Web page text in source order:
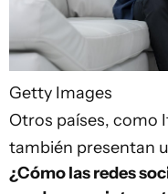
Getty Images
Otros países, como
también presentan
¿Cómo las redes